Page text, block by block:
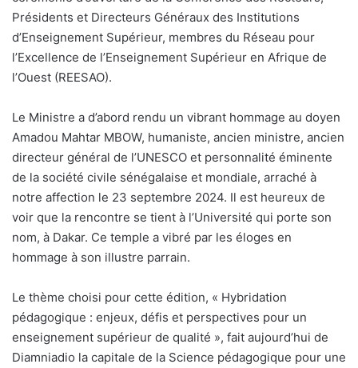
Présidents et Directeurs Généraux des Institutions
d’Enseignement Supérieur, membres du Réseau pour
l’Excellence de l’Enseignement Supérieur en Afrique de
l’Ouest (REESAO).
Le Ministre a d’abord rendu un vibrant hommage au doyen
Amadou Mahtar MBOW, humaniste, ancien ministre, ancien
directeur général de l’UNESCO et personnalité éminente
de la société civile sénégalaise et mondiale, arraché à
notre affection le 23 septembre 2024. Il est heureux de
voir que la rencontre se tient à l’Université qui porte son
nom, à Dakar. Ce temple a vibré par les éloges en
hommage à son illustre parrain.
Le thème choisi pour cette édition, « Hybridation
pédagogique : enjeux, défis et perspectives pour un
enseignement supérieur de qualité », fait aujourd’hui de
Diamniadio la capitale de la Science pédagogique pour une